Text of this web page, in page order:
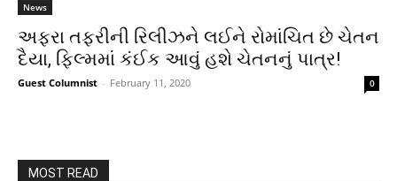
News
અફરા તફરીની રિલીઝને લઈને રોમાંચિત છે ચેતન
દૈયા, ફિલ્મમાં કંઈક આવું હશે ચેતનનું પાત્ર!
Guest Columnist - February 11, 2020 0
MOST READ